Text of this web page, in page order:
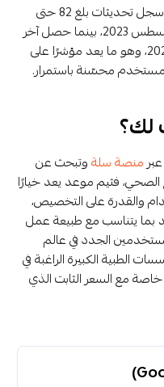
الثيم يحظى بدعم وتطوير مستمر، مع سجل تحديثات بلغ 82 حتى
الآن، ويرجع تاريخ إصداره الأول إلى 2 أغسطس 2023، بينما حصل آخر
تحديث على مزايا جديدة في 14 مايو 2026، وهو ما يعد مؤشرًا على
مستخدم محسّنة باستمرار.
لك؟
منصة سلةوتبحث عن
فثيم موعد يعد خيارًا
والقدرة على التخصيص،
بما يتناسب مع طبيعة عمل
الجدد في عالم
الطبية الكبيرة الراغبة في
مع السعر الثابت الذي